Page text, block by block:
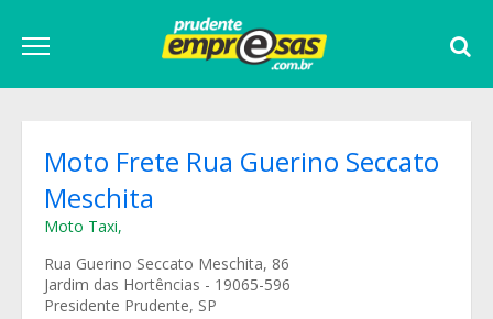
Moto Frete Rua Guerino Seccato
Meschita
Moto Taxi,
Rua Guerino Seccato Meschita, 86
Jardim das Hortências - 19065-596
Presidente Prudente, SP